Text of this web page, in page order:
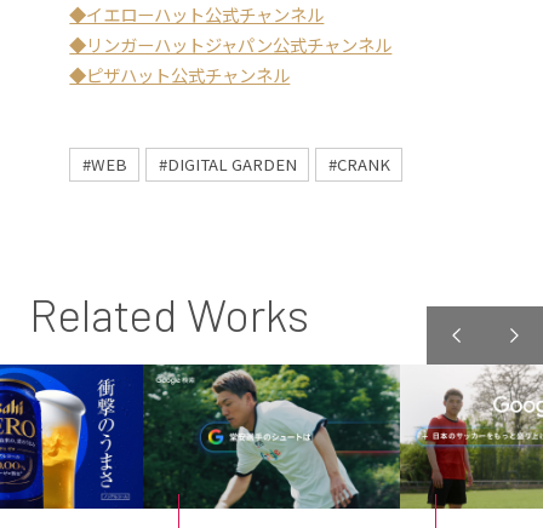
◆イエローハット公式チャンネル
◆リンガーハットジャパン公式チャンネル
◆ピザハット公式チャンネル
#WEB #DIGITAL GARDEN #CRANK
Related Works